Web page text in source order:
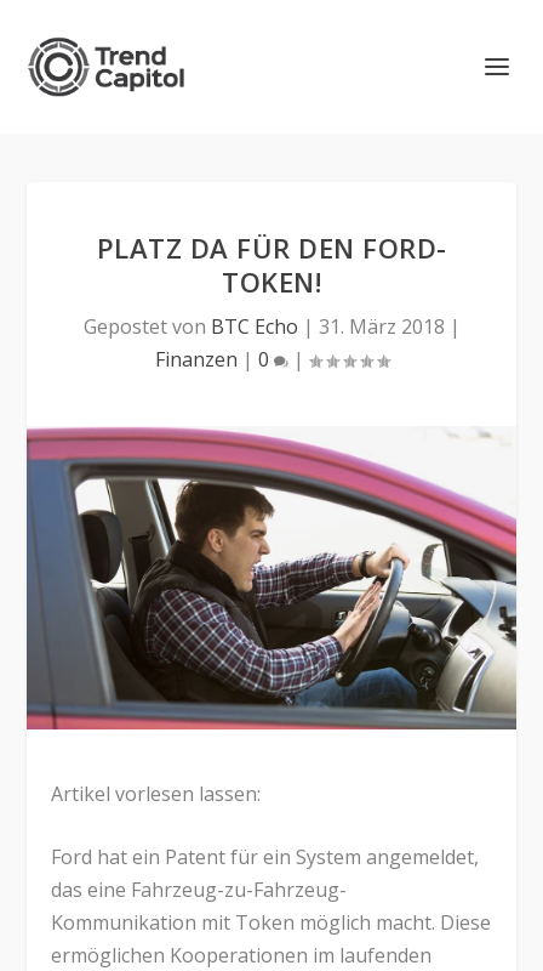
PLATZ DA FÜR DEN FORD-
TOKEN!
Gepostet von BTC Echo | 31. März 2018 |
Finanzen | 0 |
Artikel vorlesen lassen:
Ford hat ein Patent für ein System angemeldet,
das eine Fahrzeug-zu-Fahrzeug-
Kommunikation mit Token möglich macht. Diese
ermöglichen Kooperationen im laufenden